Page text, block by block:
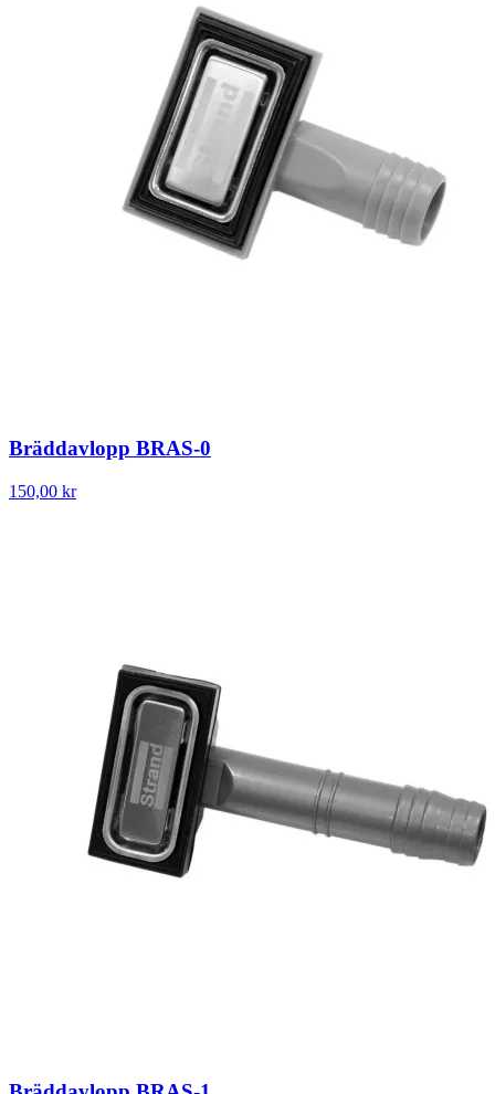
Bräddavlopp BRAS-0
150,00 kr